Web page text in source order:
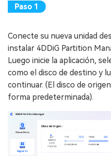
Conecte su nueva unidad
instalar 4DDiG Partition
Luego inicie la aplicación,
como el disco de destino y
continuar. (El disco de
forma predeterminada).